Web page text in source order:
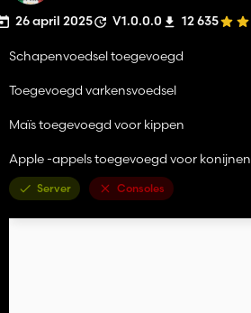
26 april 2025 V1.0.0.0 12 635
Schapenvoedsel toegevoegd
Toegevoegd varkensvoedsel
Maïs toegevoegd voor kippen
Apple -appels toegevoegd voor konijnen
Server Consoles